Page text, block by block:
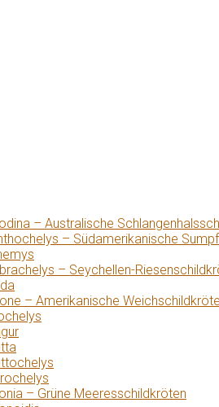
– Australische
– Südamerikanische
– Seychellen-
– Amerikanische
– Grüne Meeresschildkröten